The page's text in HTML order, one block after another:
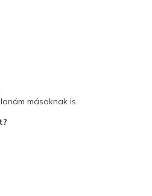
másoknak is